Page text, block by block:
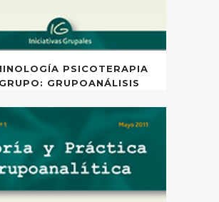
PSICOTERAPIA
GRUPOANÁLISIS